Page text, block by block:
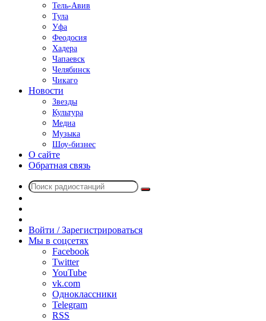
Тель-Авив
Тула
Уфа
Феодосия
Хадера
Чапаевск
Челябинск
Чикаго
Новости
Звезды
Культура
Медиа
Музыка
Шоу-бизнес
О сайте
Обратная связь
Поиск
радио
Войти / Зарегистрироваться
Мы в соцсетях
Facebook
Twitter
YouTube
vk.com
Одноклассники
Telegram
RSS